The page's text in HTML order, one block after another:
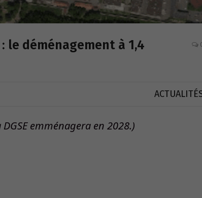
le déménagement à 1,4
emménagera en 2028.)